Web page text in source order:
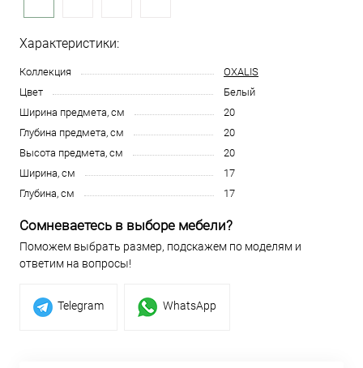
Характеристики:
Коллекция
OXALIS
Цвет
Белый
Ширина предмета, см
20
Глубина предмета, см
20
Высота предмета, см
20
Ширина, см
17
Глубина, см
17
Сомневаетесь в выборе мебели?
Поможем выбрать размер, подскажем по моделям и
ответим на вопросы!
Telegram WhatsApp